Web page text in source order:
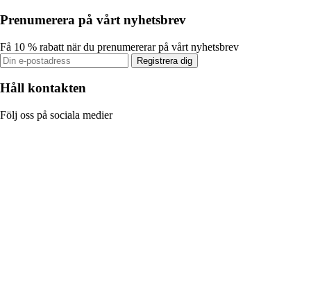
Prenumerera på vårt nyhetsbrev
Få 10 % rabatt när du prenumererar på vårt nyhetsbrev
Registrera dig
Håll kontakten
Följ oss på sociala medier